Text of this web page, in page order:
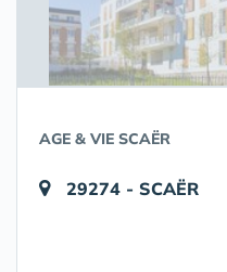
AGE & VIE SCAËR
29274 - SCAËR